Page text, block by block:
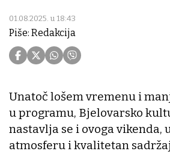
01.08.2025. u 18:43
Piše: Redakcija
Unatoč lošem vremenu i
u programu, Bjelovarsko
nastavlja se i ovoga vikenda,
atmosferu i kvalitetan